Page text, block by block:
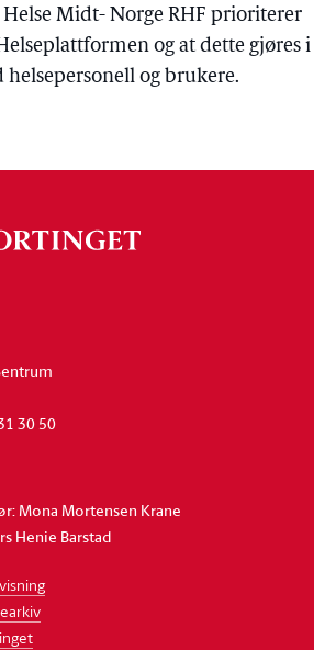
Helse Midt- Norge RHF prioriterer
og at dette gjøres i
helsepersonell og brukere.
30 50
Mona Mortensen Krane
Henie Barstad